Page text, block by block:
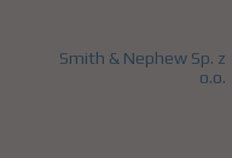
Smith & Nephew Sp. z
o.o.